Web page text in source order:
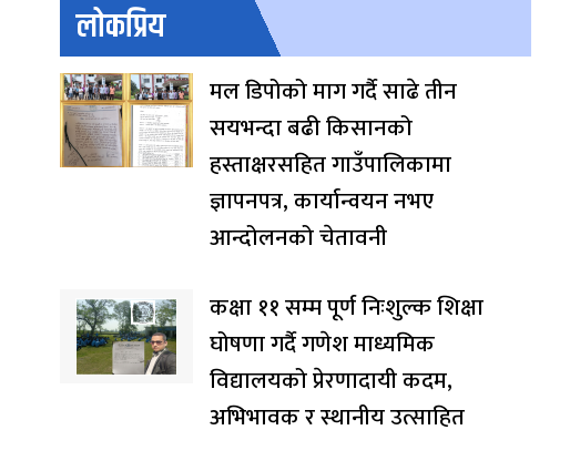
लोकप्रिय
मल डिपोको माग गर्दै साढे तीन
सयभन्दा बढी किसानको
हस्ताक्षरसहित गाउँपालिकामा
ज्ञापनपत्र, कार्यान्वयन नभए
आन्दोलनको चेतावनी
कक्षा ११ सम्म पूर्ण निःशुल्क शिक्षा
घोषणा गर्दै गणेश माध्यमिक
विद्यालयको प्रेरणादायी कदम,
अभिभावक र स्थानीय उत्साहित